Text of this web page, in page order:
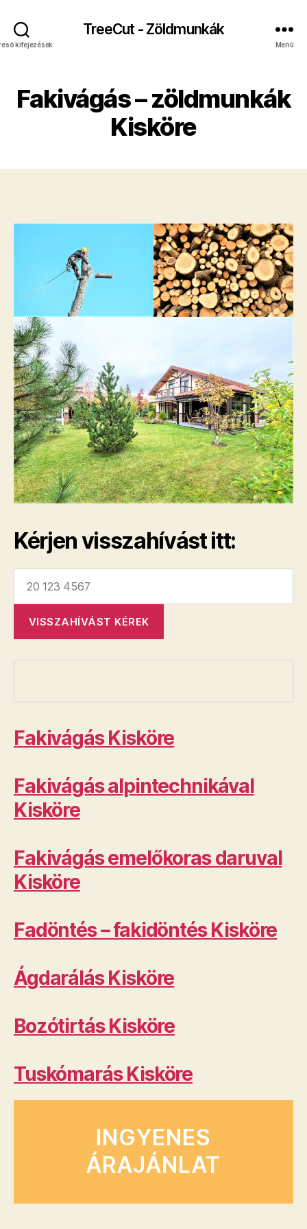
kifejezések
TreeCut - Zöldmunkák
Menü
Fakivágás – zöldmunkák
Kisköre
Kérjen visszahívást itt:
Fakivágás Kisköre
Fakivágás alpintechnikával
Kisköre
Fakivágás emelőkoras daruval
Kisköre
Fadöntés – fakidöntés Kisköre
Ágdarálás Kisköre
Bozótirtás Kisköre
Tuskómarás Kisköre
INGYENES
ÁRAJÁNLAT